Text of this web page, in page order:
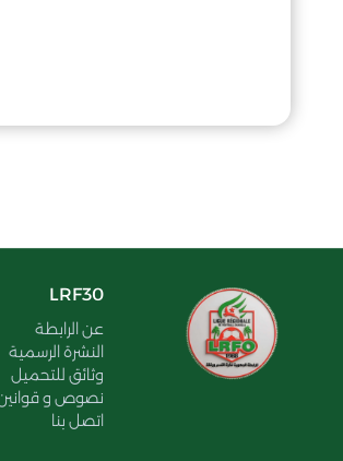
LRF30
عن الرابطة
النشرة الرسمية
وثائق للتحميل
نصوص و
اتصل بنا